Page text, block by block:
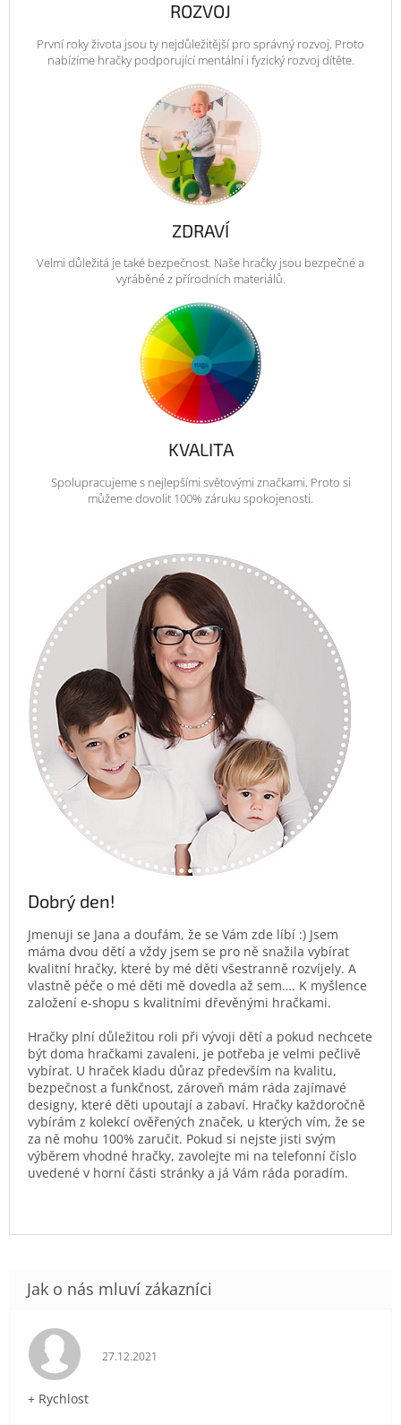
ROZVOJ
První roky života jsou ty nejdůležitější pro správný rozvoj. Proto
nabízíme hračky podporující mentální i fyzický rozvoj dítěte.
ZDRAVÍ
Velmi důležitá je také bezpečnost. Naše hračky jsou bezpečné a
vyráběné z přírodních materiálů.
KVALITA
Spolupracujeme s nejlepšími světovými značkami. Proto si
můžeme dovolit 100% záruku spokojenosti.
Dobrý den!
Jmenuji se Jana a doufám, že se Vám zde líbí :) Jsem
máma dvou dětí a vždy jsem se pro ně snažila vybírat
kvalitní hračky, které by mé děti všestranně rozvíjely. A
vlastně péče o mé děti mě dovedla až sem…. K myšlence
založení e-shopu s kvalitními dřevěnými hračkami.
Hračky plní důležitou roli při vývoji dětí a pokud nechcete
být doma hračkami zavaleni, je potřeba je velmi pečlivě
vybírat. U hraček kladu důraz především na kvalitu,
bezpečnost a funkčnost, zároveň mám ráda zajímavé
designy, které děti upoutají a zabaví. Hračky každoročně
vybírám z kolekcí ověřených značek, u kterých vím, že se
za ně mohu 100% zaručit. Pokud si nejste jisti svým
výběrem vhodné hračky, zavolejte mi na telefonní číslo
uvedené v horní části stránky a já Vám ráda poradím.
Hodnocení obchodu je 5 z 5 hvězdiček.
27.12.2021
+ Rychlost